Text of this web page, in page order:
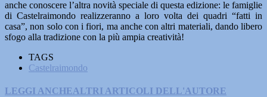
anche conoscere l’altra novità speciale di questa edizione: le famiglie
di Castelraimondo realizzeranno a loro volta dei quadri “fatti in
casa”, non solo con i fiori, ma anche con altri materiali, dando libero
sfogo alla tradizione con la più ampia creatività!
TAGS
Castelraimondo
LEGGI ANCHEALTRI ARTICOLI DELL'AUTORE